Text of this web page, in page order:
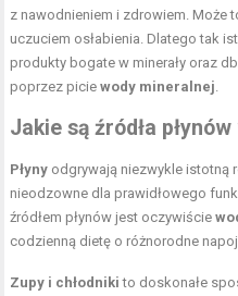
z nawodnieniem i zdrowiem. Może
uczuciem osłabienia. Dlatego tak
produkty bogate w minerały oraz
poprzez piciewody mineralnej
Jakie są źródła
Płyny odgrywają niezwykle istotną
nieodzowne dla prawidłowego
źródłem płynów jest oczywiście
codzienną dietę o różnorodne
Zupy i chłodniki to doskonałe